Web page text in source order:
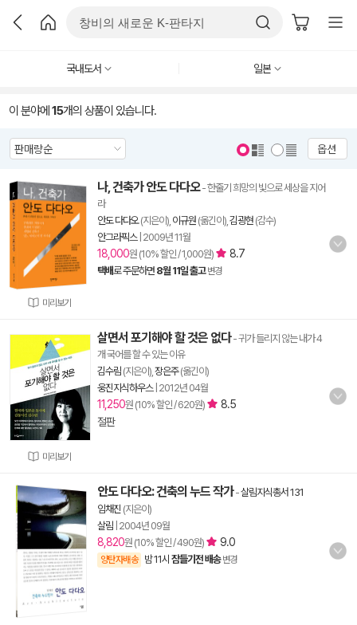
국내도서 일본
이 분야에 15개의 상품이 있습니다.
옵션
미리보기
나, 건축가 안도 다다오- 한줄기 희망의 빛으로 세상을 지어
라
안도 다다오(지은이), 이규원 (옮긴이), 김광현 (감수)
안그라픽스| 2009년 11월
18,000원 (10% 할인 / 1,000원) 8.7
택배로 주문하면 8월 11일 출고 변경
미리보기
살면서 포기해야 할 것은 없다- 귀가 들리지 않는 내가 4
개 국어를 할 수 있는 이유
김수림 (지은이), 장은주(옮긴이)
웅진지식하우스| 2012년 04월
11,250원 (10% 할인 / 620원)
8.5
절판
안도 다다오: 건축의 누드 작가-살림지식총서 131
임채진 (지은이)
살림 2004년 09월
8,820원 (10% 할인 / 490원) 9.0
양탄자배송 밤 11시 잠들기전 배송 변경